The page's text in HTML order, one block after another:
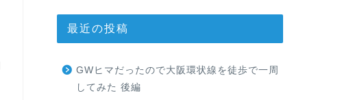
最近の投稿
GWヒマだったので大阪環状線を徒歩で一周
してみた 後編